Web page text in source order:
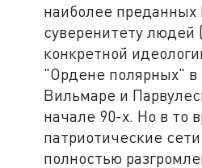
наиболее преданных
суверенитету людей
конкретной
"Ордене полярных" в
Вильмаре и
начале 90-х. Но в то
патриотические
полностью